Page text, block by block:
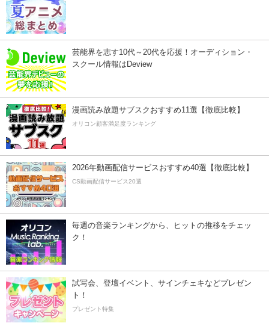
芸能界を志す10代～20代を応援！オーディション・
スクール情報はDeview
漫画読み放題サブスクおすすめ11選【徹底比較】
オリコン顧客満足度ランキング
2026年動画配信サービスおすすめ40選【徹底比較】
CS動画配信サービス20選
毎週の音楽ランキングから、ヒットの推移をチェッ
ク！
試写会、登壇イベント、サインチェキなどプレゼン
ト！
プレゼント特集